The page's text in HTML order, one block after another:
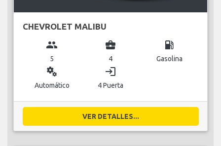
CHEVROLET MALIBU
group
5
business_center
4
local_gas_station
Gasolina
miscellaneous_services
Automático
login
4 Puerta
VER DETALLES...